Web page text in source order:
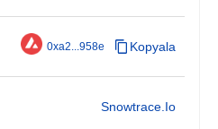
0xa2...958e Kopyala
Snowtrace.io